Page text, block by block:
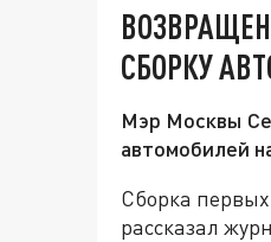
СБОРКУ
Мэр Москвы
автомобилей
Сборка
рассказал